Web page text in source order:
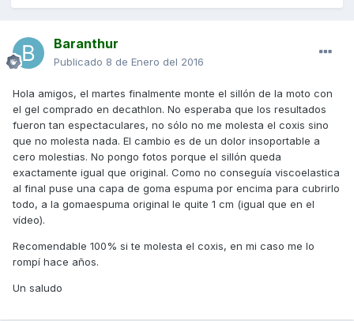
Baranthur
Publicado 8 de Enero del 2016
Hola amigos, el martes finalmente monte el sillón de la moto con
el gel comprado en decathlon. No esperaba que los resultados
fueron tan espectaculares, no sólo no me molesta el coxis sino
que no molesta nada. El cambio es de un dolor insoportable a
cero molestias. No pongo fotos porque el sillón queda
exactamente igual que original. Como no conseguía viscoelastica
al final puse una capa de goma espuma por encima para cubrirlo
todo, a la gomaespuma original le quite 1 cm (igual que en el
vídeo).
Recomendable 100% si te molesta el coxis, en mi caso me lo
rompí hace años.
Un saludo